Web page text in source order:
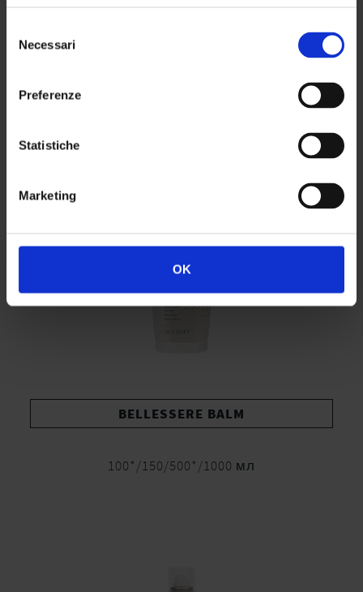
delNecessari
Preferenze
Statistiche
Marketing
OK
BELLESSERE BALM
100*/150/500*/1000 мл